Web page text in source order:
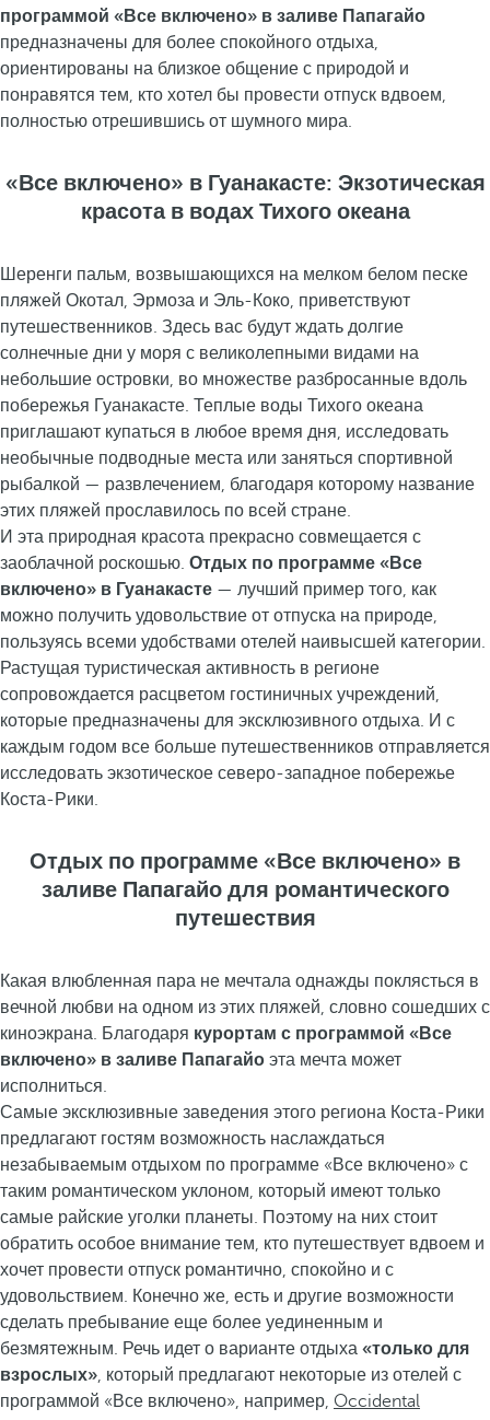
программой «Все включено» в заливе Папагайо
предназначены для более спокойного отдыха,
ориентированы на близкое общение с природой и
понравятся тем, кто хотел бы провести отпуск вдвоем,
полностью отрешившись от шумного мира.
«Все включено» в Гуанакасте: Экзотическая
красота в водах Тихого океана
Шеренги пальм, возвышающихся на мелком белом песке
пляжей Окотал, Эрмоза и Эль-Коко, приветствуют
путешественников. Здесь вас будут ждать долгие
солнечные дни у моря с великолепными видами на
небольшие островки, во множестве разбросанные вдоль
побережья Гуанакасте. Теплые воды Тихого океана
приглашают купаться в любое время дня, исследовать
необычные подводные места или заняться спортивной
рыбалкой — развлечением, благодаря которому название
этих пляжей прославилось по всей стране.
И эта природная красота прекрасно совмещается с
заоблачной роскошью. Отдых по программе «Все
включено» в Гуанакасте — лучший пример того, как
можно получить удовольствие от отпуска на природе,
пользуясь всеми удобствами отелей наивысшей категории.
Растущая туристическая активность в регионе
сопровождается расцветом гостиничных учреждений,
которые предназначены для эксклюзивного отдыха. И с
каждым годом все больше путешественников отправляется
исследовать экзотическое северо-западное побережье
Коста-Рики.
Отдых по программе «Все включено» в
заливе Папагайо для романтического
путешествия
Какая влюбленная пара не мечтала однажды поклясться в
вечной любви на одном из этих пляжей, словно сошедших с
киноэкрана. Благодаря курортам с программой «Все
включено» в заливе Папагайо эта мечта может
исполниться.
Самые эксклюзивные заведения этого региона Коста-Рики
предлагают гостям возможность наслаждаться
незабываемым отдыхом по программе «Все включено» с
таким романтическом уклоном, который имеют только
самые райские уголки планеты. Поэтому на них стоит
обратить особое внимание тем, кто путешествует вдвоем и
хочет провести отпуск романтично, спокойно и с
удовольствием. Конечно же, есть и другие возможности
сделать пребывание еще более уединенным и
безмятежным. Речь идет о варианте отдыха «только для
взрослых», который предлагают некоторые из отелей с
программой «Все включено», например, Occidental